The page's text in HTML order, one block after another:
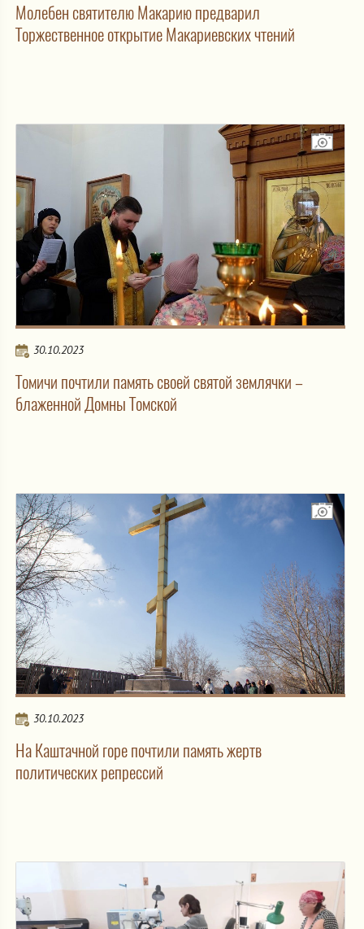
Молебен святителю Макарию предварил
Торжественное открытие Макариевских чтений
30.10.2023
Томичи почтили память своей святой землячки –
блаженной Домны Томской
30.10.2023
На Каштачной горе почтили память жертв
политических репрессий